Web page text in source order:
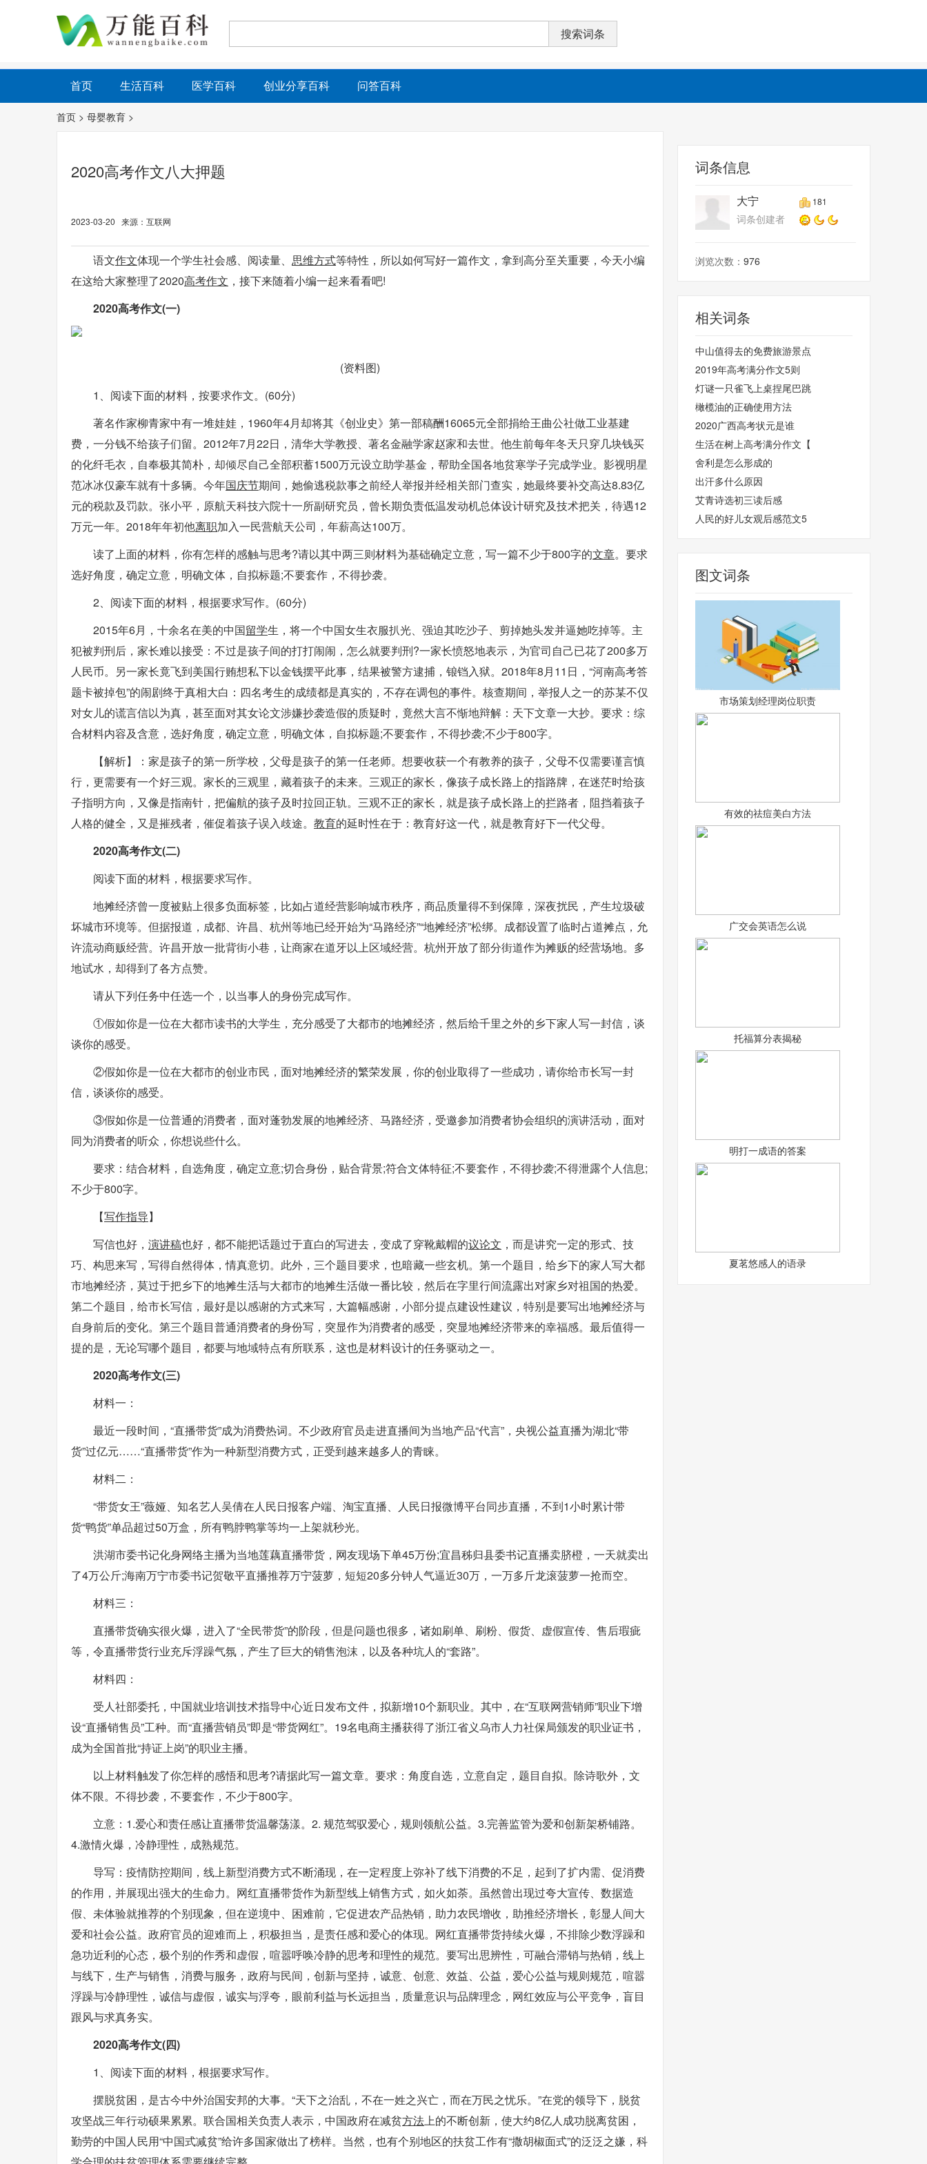
首页 生活百科 医学百科 创业分享百科 问答百科
首页 > 母婴教育 >
2020高考作文八大押题
2023-03-20 来源：互联网
语文作文体现一个学生社会感、阅读量、 思维方式等特性，所以如何写好一篇作文，拿到高分至关重要，今天小编
在这给大家整理了2020高考作文 ，接下来随着小编一起来看看吧!
2020高考作文(一)
(资料图)
1、阅读下面的材料，按要求作文。(60分)
著名作家柳青家中有一堆娃娃，1960年4月却将其《创业史》第一部稿酬16065元全部捐给王曲公社做工业基建
费，一分钱不给孩子们留。2012年7月22日，清华大学教授、著名金融学家赵家和去世。他生前每年冬天只穿几块钱买
的化纤毛衣，自奉极其简朴，却倾尽自己全部积蓄1500万元设立助学基金，帮助全国各地贫寒学子完成学业。影视明星
范冰冰仅豪车就有十多辆。今年国庆节期间，她偷逃税款事之前经人举报并经相关部门查实，她最终要补交高达8.83亿
元的税款及罚款。张小平，原航天科技六院十一所副研究员，曾长期负责低温发动机总体设计研究及技术把关，待遇12
万元一年。2018年年初他离职加入一民营航天公司，年薪高达100万。
读了上面的材料，你有怎样的感触与思考?请以其中两三则材料为基础确定立意，写一篇不少于800字的文章。要求
选好角度，确定立意，明确文体，自拟标题;不要套作，不得抄袭。
2、阅读下面的材料，根据要求写作。(60分)
2015年6月，十余名在美的中国留学生，将一个中国女生衣服扒光、强迫其吃沙子、剪掉她头发并逼她吃掉等。主
犯被判刑后，家长难以接受：不过是孩子间的打打闹闹，怎么就要判刑?一家长愤怒地表示，为官司自己已花了200多万
人民币。另一家长竟飞到美国行贿想私下以金钱摆平此事，结果被警方逮捕，锒铛入狱。2018年8月11日，“河南高考答
题卡被掉包”的闹剧终于真相大白：四名考生的成绩都是真实的，不存在调包的事件。核查期间，举报人之一的苏某不仅
对女儿的谎言信以为真，甚至面对其女论文涉嫌抄袭造假的质疑时，竟然大言不惭地辩解：天下文章一大抄。要求：综
合材料内容及含意，选好角度，确定立意，明确文体，自拟标题;不要套作，不得抄袭;不少于800字。
【解析】：家是孩子的第一所学校，父母是孩子的第一任老师。想要收获一个有教养的孩子，父母不仅需要谨言慎
行，更需要有一个好三观。家长的三观里，藏着孩子的未来。三观正的家长，像孩子成长路上的指路牌，在迷茫时给孩
子指明方向，又像是指南针，把偏航的孩子及时拉回正轨。三观不正的家长，就是孩子成长路上的拦路者，阻挡着孩子
人格的健全，又是摧残者，催促着孩子误入歧途。 教育的延时性在于：教育好这一代，就是教育好下一代父母。
2020高考作文(二)
阅读下面的材料，根据要求写作。
地摊经济曾一度被贴上很多负面标签，比如占道经营影响城市秩序，商品质量得不到保障，深夜扰民，产生垃圾破
坏城市环境等。但据报道，成都、许昌、杭州等地已经开始为“马路经济”“地摊经济”松绑。成都设置了临时占道摊点，允
许流动商贩经营。许昌开放一批背街小巷，让商家在道牙以上区域经营。杭州开放了部分街道作为摊贩的经营场地。多
地试水，却得到了各方点赞。
请从下列任务中任选一个，以当事人的身份完成写作。
①假如你是一位在大都市读书的大学生，充分感受了大都市的地摊经济，然后给千里之外的乡下家人写一封信，谈
谈你的感受。
②假如你是一位在大都市的创业市民，面对地摊经济的繁荣发展，你的创业取得了一些成功，请你给市长写一封
信，谈谈你的感受。
③假如你是一位普通的消费者，面对蓬勃发展的地摊经济、马路经济，受邀参加消费者协会组织的演讲活动，面对
同为消费者的听众，你想说些什么。
要求：结合材料，自选角度，确定立意;切合身份，贴合背景;符合文体特征;不要套作，不得抄袭;不得泄露个人信息;
不少于800字。
【写作指导】
写信也好， 演讲稿也好，都不能把话题过于直白的写进去，变成了穿靴戴帽的议论文 ，而是讲究一定的形式、技
巧、构思来写，写得自然得体，情真意切。此外，三个题目要求，也暗藏一些玄机。第一个题目，给乡下的家人写大都
市地摊经济，莫过于把乡下的地摊生活与大都市的地摊生活做一番比较，然后在字里行间流露出对家乡对祖国的热爱。
第二个题目，给市长写信，最好是以感谢的方式来写，大篇幅感谢，小部分提点建设性建议，特别是要写出地摊经济与
自身前后的变化。第三个题目普通消费者的身份写，突显作为消费者的感受，突显地摊经济带来的幸福感。最后值得一
提的是，无论写哪个题目，都要与地域特点有所联系，这也是材料设计的任务驱动之一。
2020高考作文(三)
材料一：
最近一段时间，“直播带货”成为消费热词。不少政府官员走进直播间为当地产品“代言”，央视公益直播为湖北“带
货”过亿元……“直播带货”作为一种新型消费方式，正受到越来越多人的青睐。
材料二：
“带货女王”薇娅、知名艺人吴倩在人民日报客户端、淘宝直播、人民日报微博平台同步直播，不到1小时累计带
货“鸭货”单品超过50万盒，所有鸭脖鸭掌等均一上架就秒光。
洪湖市委书记化身网络主播为当地莲藕直播带货，网友现场下单45万份;宜昌秭归县委书记直播卖脐橙，一天就卖出
了4万公斤;海南万宁市委书记贺敬平直播推荐万宁菠萝，短短20多分钟人气逼近30万，一万多斤龙滚菠萝一抢而空。
材料三：
直播带货确实很火爆，进入了“全民带货”的阶段，但是问题也很多，诸如刷单、刷粉、假货、虚假宣传、售后瑕疵
等，令直播带货行业充斥浮躁气氛，产生了巨大的销售泡沫，以及各种坑人的“套路”。
材料四：
受人社部委托，中国就业培训技术指导中心近日发布文件，拟新增10个新职业。其中，在“互联网营销师”职业下增
设“直播销售员”工种。而“直播营销员”即是“带货网红”。19名电商主播获得了浙江省义乌市人力社保局颁发的职业证书，
成为全国首批“持证上岗”的职业主播。
以上材料触发了你怎样的感悟和思考?请据此写一篇文章。要求：角度自选，立意自定，题目自拟。除诗歌外，文
体不限。不得抄袭，不要套作，不少于800字。
立意：1.爱心和责任感让直播带货温馨荡漾。2. 规范驾驭爱心，规则领航公益。3.完善监管为爱和创新架桥铺路。
4.激情火爆，冷静理性，成熟规范。
导写：疫情防控期间，线上新型消费方式不断涌现，在一定程度上弥补了线下消费的不足，起到了扩内需、促消费
的作用，并展现出强大的生命力。网红直播带货作为新型线上销售方式，如火如荼。虽然曾出现过夸大宣传、数据造
假、未体验就推荐的个别现象，但在逆境中、困难前，它促进农产品热销，助力农民增收，助推经济增长，彰显人间大
爱和社会公益。政府官员的迎难而上，积极担当，是责任感和爱心的体现。网红直播带货持续火爆，不排除少数浮躁和
急功近利的心态，极个别的作秀和虚假，喧嚣呼唤冷静的思考和理性的规范。要写出思辨性，可融合滞销与热销，线上
与线下，生产与销售，消费与服务，政府与民间，创新与坚持，诚意、创意、效益、公益，爱心公益与规则规范，喧嚣
浮躁与冷静理性，诚信与虚假，诚实与浮夸，眼前利益与长远担当，质量意识与品牌理念，网红效应与公平竞争，盲目
跟风与求真务实。
2020高考作文(四)
1、阅读下面的材料，根据要求写作。
摆脱贫困，是古今中外治国安邦的大事。“天下之治乱，不在一姓之兴亡，而在万民之忧乐。”在党的领导下，脱贫
攻坚战三年行动硕果累累。联合国相关负责人表示，中国政府在减贫方法上的不断创新，使大约8亿人成功脱离贫困，
勤劳的中国人民用“中国式减贫”给许多国家做出了榜样。当然，也有个别地区的扶贫工作有“撒胡椒面式”的泛泛之嫌，科
词条信息
大宁 181
词条创建者
浏览次数： 976
相关词条
中山值得去的免费旅游景点
2019年高考满分作文5则
灯谜一只雀飞上桌捏尾巴跳
橄榄油的正确使用方法
2020广西高考状元是谁
生活在树上高考满分作文【
舍利是怎么形成的
出汗多什么原因
艾青诗选初三读后感
人民的好儿女观后感范文5
图文词条
市场策划经理岗位职责
有效的祛痘美白方法
广交会英语怎么说
托福算分表揭秘
明打一成语的答案
夏茗悠感人的语录